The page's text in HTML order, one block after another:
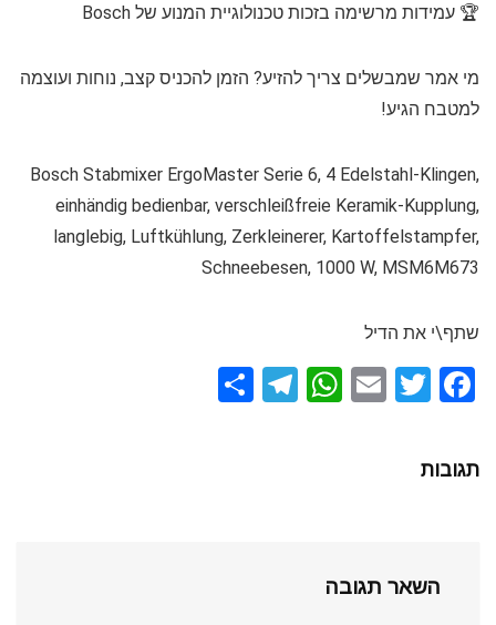
🏆 עמידות מרשימה בזכות טכנולוגיית המנוע של Bosch
מי אמר שמבשלים צריך להזיע? הזמן להכניס קצב, נוחות ועוצמה
למטבח הגיע!
Bosch Stabmixer ErgoMaster Serie 6, 4 Edelstahl-Klingen,
einhändig bedienbar, verschleißfreie Keramik-Kupplung,
langlebig, Luftkühlung, Zerkleinerer, Kartoffelstampfer,
Schneebesen, 1000 W, MSM6M673
שתף\י את הדיל
F
ce
b
k
T
E
W
T
תגובות
השאר תגובה